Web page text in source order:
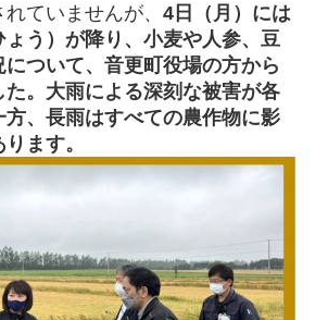
ていませんが、 4日（月）には
う）が降り、小麦や人参、豆
ついて、音更町役場の方から
。大雨による深刻な被害が各
、長雨はすべての農作物に影
ます。